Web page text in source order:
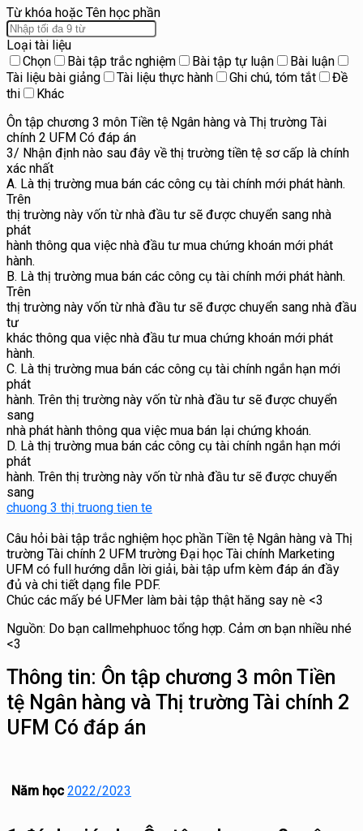
Từ khóa hoặc Tên học phần
Loại tài liệu
Chọn
Bài tập trắc nghiệm Bài tập tự luận
Bài luận
Tài liệu bài giảng
Tài liệu thực hành Ghi chú, tóm tắt
Đề
thi
Khác
Ôn tập chương 3 môn Tiền tệ Ngân hàng và Thị trường Tài
chính 2 UFM Có đáp án
3/ Nhận định nào sau đây về thị trường tiền tệ sơ cấp là chính
xác nhất
A. Là thị trường mua bán các công cụ tài chính mới phát hành.
Trên
thị trường này vốn từ nhà đầu tư sẽ được chuyển sang nhà
phát
hành thông qua việc nhà đầu tư mua chứng khoán mới phát
hành.
B. Là thị trường mua bán các công cụ tài chính mới phát hành.
Trên
thị trường này vốn từ nhà đầu tư sẽ được chuyển sang nhà đầu
tư
khác thông qua việc nhà đầu tư mua chứng khoán mới phát
hành.
C. Là thị trường mua bán các công cụ tài chính ngắn hạn mới
phát
hành. Trên thị trường này vốn từ nhà đầu tư sẽ được chuyển
sang
nhà phát hành thông qua việc mua bán lại chứng khoán.
D. Là thị trường mua bán các công cụ tài chính ngắn hạn mới
phát
hành. Trên thị trường này vốn từ nhà đầu tư sẽ được chuyển
sang
chuong 3 thị truong tien te
Câu hỏi bài tập trắc nghiệm học phần Tiền tệ Ngân hàng và Thị
trường Tài chính 2 UFM trường Đại học Tài chính Marketing
UFM có full hướng dẫn lời giải, bài tập ufm kèm đáp án đầy
đủ và chi tiết dạng file PDF.
Chúc các mấy bé UFMer làm bài tập thật hăng say nè <3
Nguồn: Do bạn callmehphuoc tổng hợp. Cảm ơn bạn nhiều nhé
<3
Thông tin: Ôn tập chương 3 môn Tiền
tệ Ngân hàng và Thị trường Tài chính 2
UFM Có đáp án
Năm học 2022/2023